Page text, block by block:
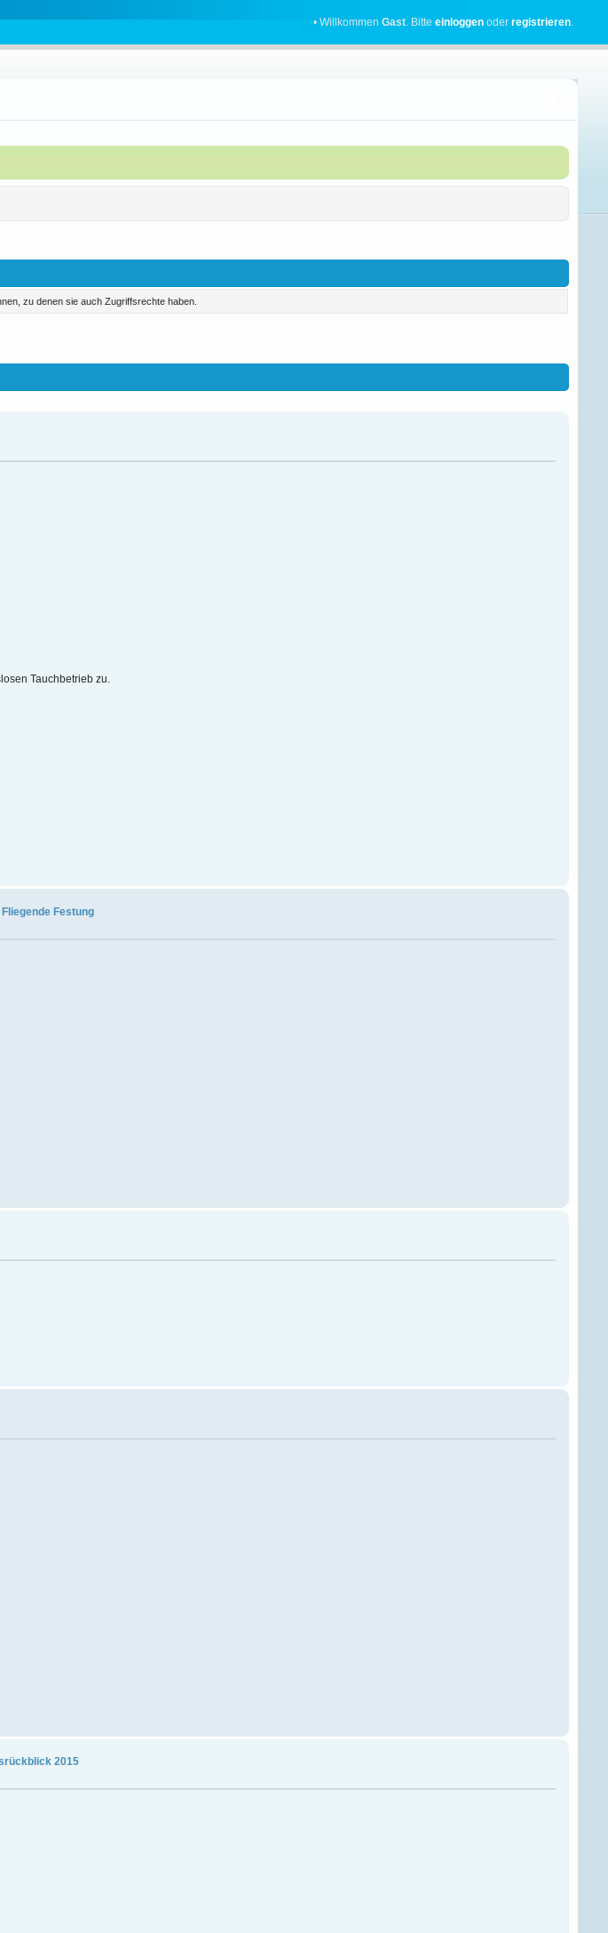
• WillkommenGast. Bitteeinloggen oderregistrieren.
zu denen sie auch Zugriffsrechte haben.
Tauchbetrieb zu.
Festung
2015